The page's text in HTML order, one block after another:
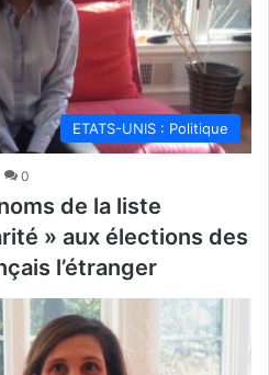
ETATS-UNIS : Politique
0
de la liste
» aux élections des
l’étranger